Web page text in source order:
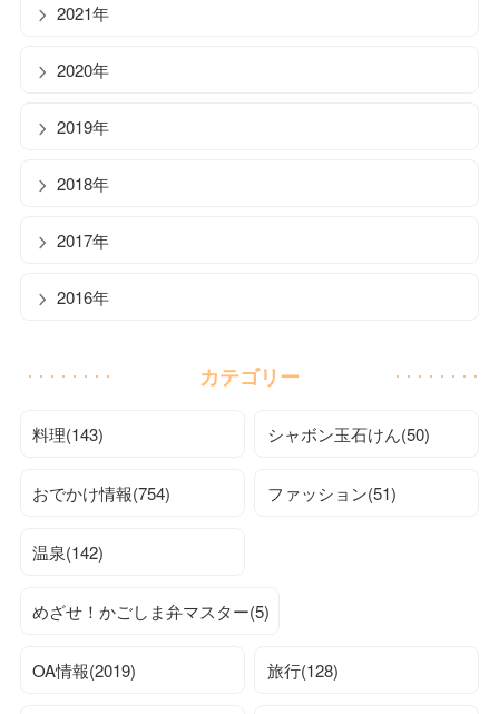
2021年
2020年
2019年
2018年
2017年
2016年
カテゴリー
料理(143) シャボン玉石けん(50)
おでかけ情報(754) ファッション(51)
温泉(142)
めざせ！かごしま弁マスター(5)
OA情報(2019) 旅行(128)